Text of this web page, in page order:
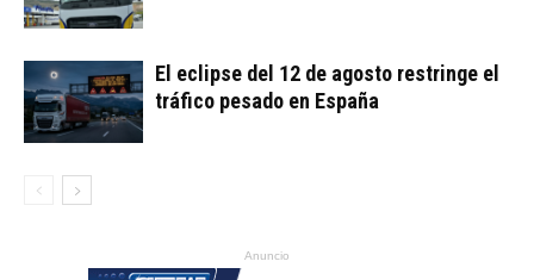
El eclipse del 12 de agosto restringe el
tráfico pesado en España
Anuncio